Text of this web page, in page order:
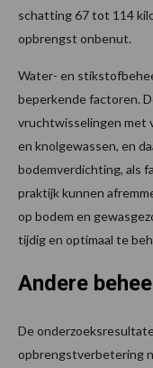
schatting 67 tot 114
opbrengst onbenut.
Water- en
beperkende factoren.
vruchtwisselingen met
en knolgewassen, en
bodemverdichting, als
praktijk kunnen
op bodem en
tijdig en optimaal te
Andere
De
opbrengstverbetering